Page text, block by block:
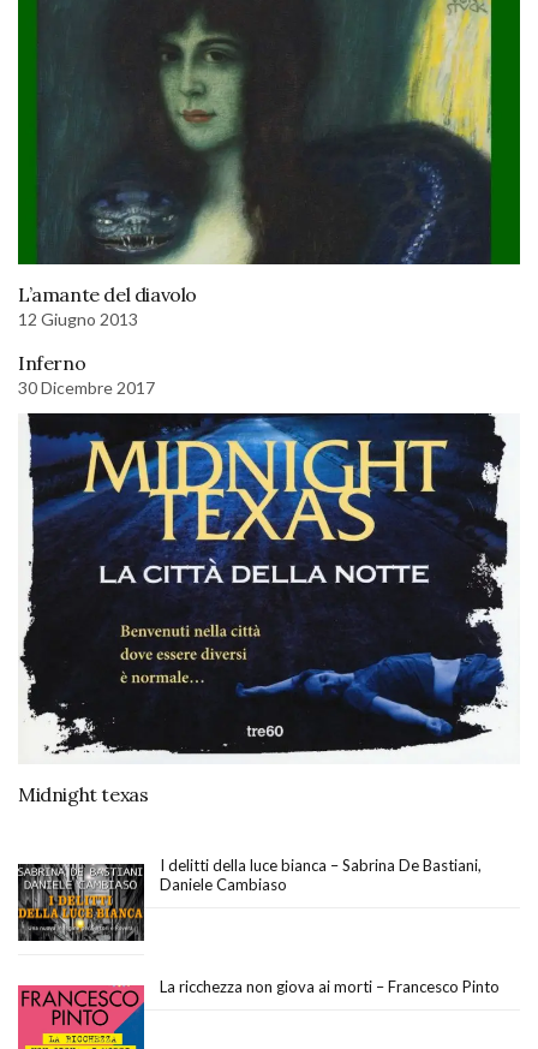
L’amante del diavolo
12 Giugno 2013
Inferno
30 Dicembre 2017
Midnight texas
I delitti della luce bianca – Sabrina De Bastiani,
Daniele Cambiaso
La ricchezza non giova ai morti – Francesco Pinto